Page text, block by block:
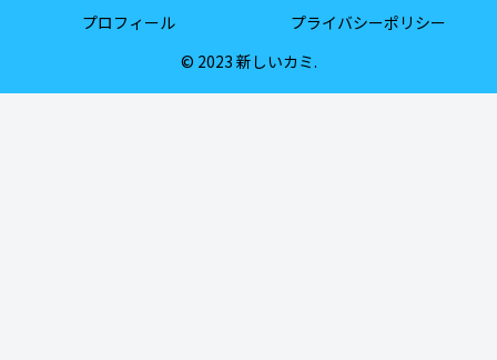
プロフィール
プライバシーポリシー
© 2023 新しいカミ.